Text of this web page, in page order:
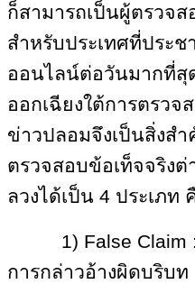
ก็สามารถเป็นผู้ตรวจส
สำหรับประเทศที่ประ
ออนไลน์ต่อวันมากที่สุ
ออกเฉียงใต้การตรว
ข่าวปลอมจึงเป็นสิ่งส
ตรวจสอบข้อเท็จจริง
ลวงได้เป็น 4 ประเภท
1) False
การกล่าวอ้างผิดบริบท